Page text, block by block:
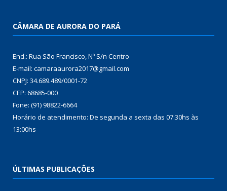
CÂMARA DE AURORA DO PARÁ
End.: Rua São Francisco, Nº S/n Centro
E-mail: camaraaurora2017@gmail.com
CNPJ: 34.689.489/0001-72
CEP: 68685-000
Fone: (91) 98822-6664
Horário de atendimento: De segunda a sexta das 07:30hs às
13:00hs
ÚLTIMAS PUBLICAÇÕES